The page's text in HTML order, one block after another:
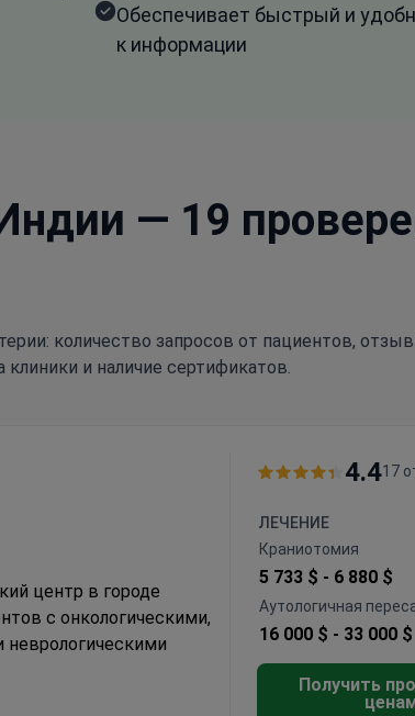
Обеспечивает быстрый и
к информации
— 19
количество запросов от пациентов,
и наличие сертификатов.
центр в городе
с онкологическими,
4.417
ЛЕЧЕНИЕ
Краниотомия
5 733 $ - 6 880 $
Аутологичная
мозга
16 000 $ - 33 000 $
Получить